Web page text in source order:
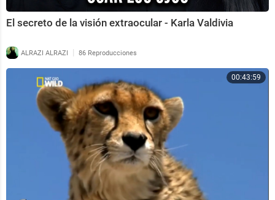
El secreto de la visión extraocular - Karla Valdivia
ALRAZI ALRAZI | 86 Reproducciones
00:43:59